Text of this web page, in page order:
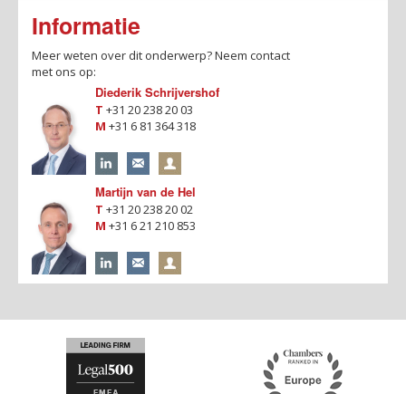
Informatie
Meer weten over dit onderwerp?Neem contact
met ons op:
Diederik Schrijvershof
T +31 20 238 20 03
M +31 6 81 364 318
Martijn van de Hel
T +31 20 238 20 02
M +31 6 21 210 853